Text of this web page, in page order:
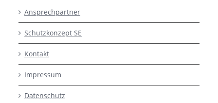
Ansprechpartner
Schutzkonzept SE
Kontakt
Impressum
Datenschutz